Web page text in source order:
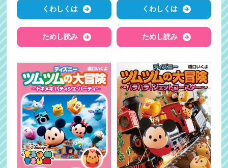
くわしくは
ためし読み
くわしくは
ためし読み